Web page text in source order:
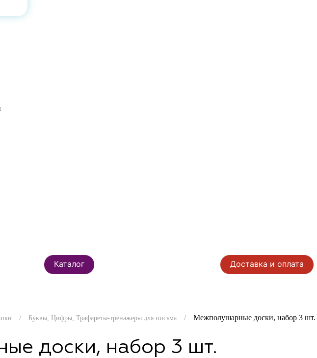
Каталог Доставка и оплата
Буквы, Цифры, Трафареты-тренажеры для письма Межполушарные доски, набор 3 шт.
доски, набор 3 шт.